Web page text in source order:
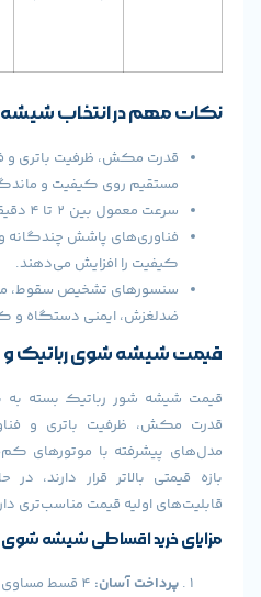
در انتخاب شیشه شور رباتیک
مکش، ظرفیت باتری و فناوری‌های
روی کیفیت و ماندگاری دارند.
بین ۲ تا ۴ دقیقه برای هر متر مربع است.
پاشش چندگانه و مسیریابی
را افزایش می‌دهند.
تشخیص سقوط، مکش چندگانه
ایمنی دستگاه و کاربر را تضمین
شوی رباتیک و عوامل موثر
شور رباتیک بسته به برند، مدل و
ظرفیت باتری و فناوری‌های
با موتورهای کم‌صدا و باتری
بالاتر قرار دارند، در حالی که
اولیه قیمت مناسب‌تری دارند.
اقساطی شیشه‌ شوی رباتیک با
آسان:۴ قسط مساوی، بدون بهره